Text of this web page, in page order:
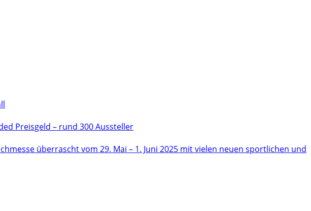
Preisgeld – rund 300 Aussteller
überrascht vom 29. Mai – 1. Juni 2025 mit vielen neuen sportlichen und